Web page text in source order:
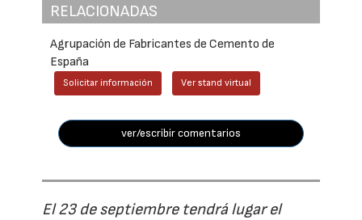
RELACIONADAS
Agrupación de Fabricantes de Cemento de
España
Solicitar información Ver stand virtual
ver/escribir comentarios
El 23 de septiembre tendrá lugar el